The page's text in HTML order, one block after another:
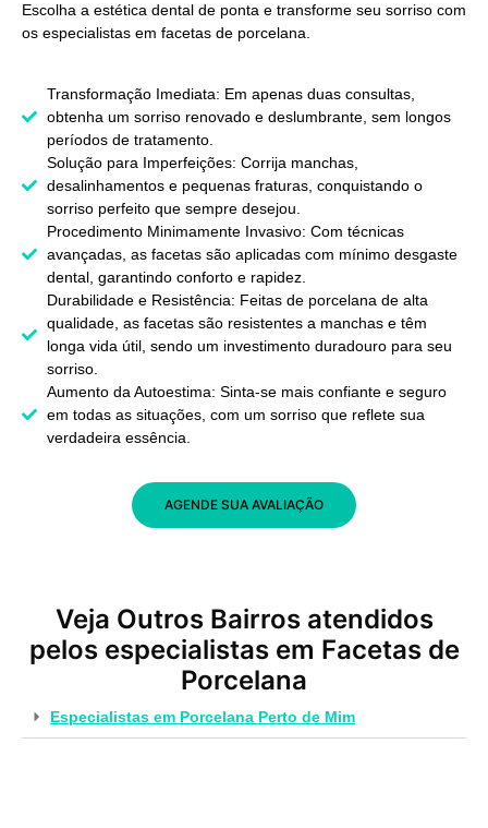
Escolha a estética dental de ponta e transforme seu sorriso com
os especialistas em facetas de porcelana.
Transformação Imediata: Em apenas duas consultas,
obtenha um sorriso renovado e deslumbrante, sem longos
períodos de tratamento.
Solução para Imperfeições: Corrija manchas,
desalinhamentos e pequenas fraturas, conquistando o
sorriso perfeito que sempre desejou.
Procedimento Minimamente Invasivo: Com técnicas
avançadas, as facetas são aplicadas com mínimo desgaste
dental, garantindo conforto e rapidez.
Durabilidade e Resistência: Feitas de porcelana de alta
qualidade, as facetas são resistentes a manchas e têm
longa vida útil, sendo um investimento duradouro para seu
sorriso.
Aumento da Autoestima: Sinta-se mais confiante e seguro
em todas as situações, com um sorriso que reflete sua
verdadeira essência.
AGENDE SUA AVALIAÇÃO
Veja Outros Bairros atendidos
pelos especialistas em Facetas de
Porcelana
Especialistas em Porcelana Perto de Mim